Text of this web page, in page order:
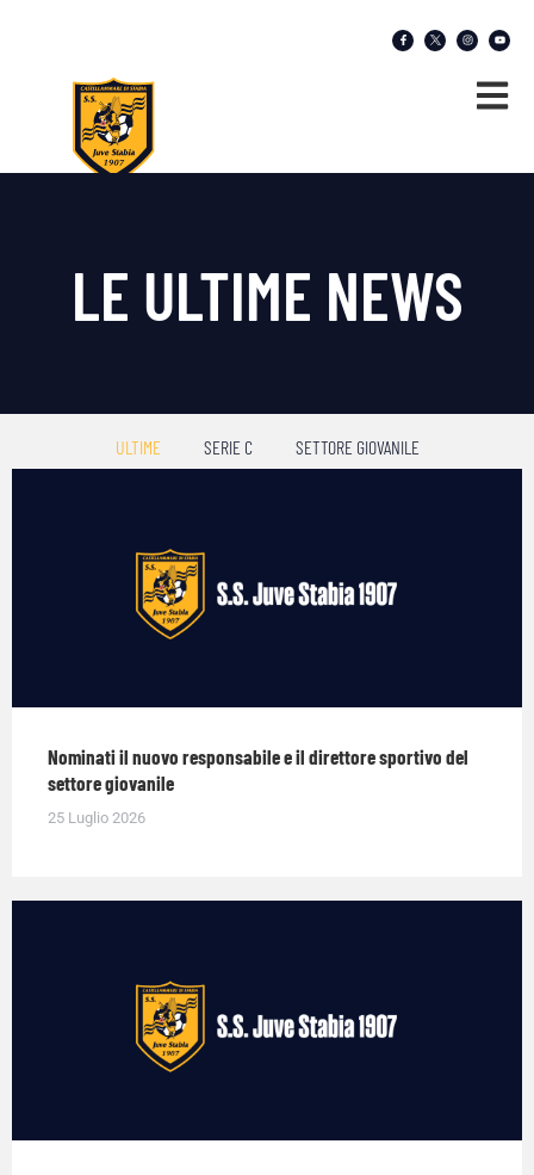
LE ULTIME NEWS
ULTIME SERIE C SETTORE GIOVANILE
Nominati il nuovo responsabile e il direttore sportivo del
settore giovanile
25 Luglio 2026